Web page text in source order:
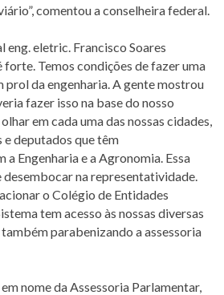
comentou a conselheira federal.
eng. eletric. Francisco Soares
forte. Temos condições de fazer uma
prol da engenharia. A gente mostrou
fazer isso na base do nosso
em cada uma das nossas cidades,
e deputados que têm
Engenharia e a Agronomia. Essa
na representatividade.
o Colégio de Entidades
tem acesso às nossas diversas
também parabenizando a assessoria
nome da Assessoria Parlamentar,